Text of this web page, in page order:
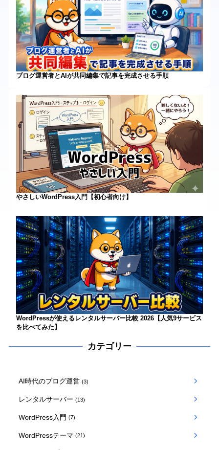
ブログ運営者とAIが共同編集で記事を完成させる手順
やさしいWordPress入門【初心者向け】
WordPressが使えるレンタルサーバー比較 2026【人気9サービス
を比べてみた】
カテゴリー
AI時代のブログ運営 (3)
レンタルサーバー (13)
WordPress入門 (7)
WordPressテーマ (21)